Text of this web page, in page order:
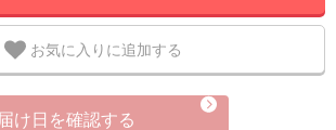
お気に入りに追加する
け日を確認する